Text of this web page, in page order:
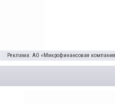
Реклама: АО «Микрофинансовая компания